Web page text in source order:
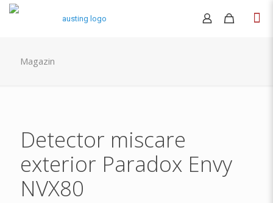
Magazin
Detector miscare
exterior Paradox Envy
NVX80